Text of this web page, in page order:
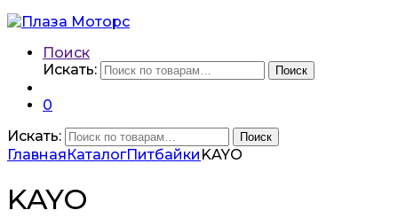
Поиск
Искать:
Поиск
0
Искать:
Поиск
ГлавнаяКаталогПитбайки KAYO
KAYO